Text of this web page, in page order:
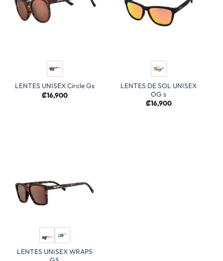
LENTES UNISEX Circle Gs
₡16,900
LENTES DE SOL UNISEX
OG s
₡16,900
LENTES UNISEX WRAPS